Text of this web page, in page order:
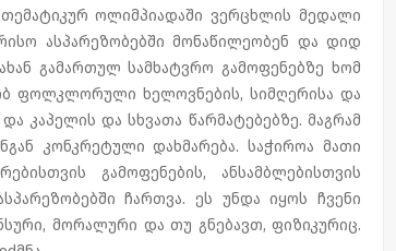
ოლიმპიადაში ვერცხლის მედალი
ასპარეზობებში მონაწილეობენ და დიდ
გამართულ სამხატვრო გამოფენებზე ხომ
ფოლკლორული ხელოვნების, სიმღერისა და
კაპელის და სხვათა წარმატებებზე. მაგრამ
კონკრეტული დახმარება. საჭიროა მათი
გამოფენების, ანსამბლებისთვის
ჩართვა. ეს უნდა იყოს ჩვენი
მორალური და თუ გნებავთ, ფიზიკურიც.